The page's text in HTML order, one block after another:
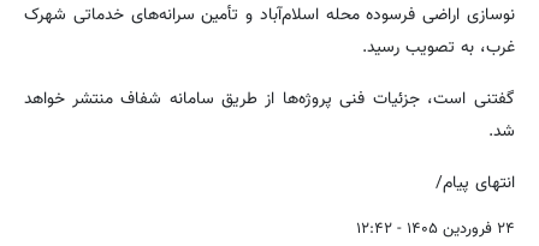
نوسازی اراضی فرسوده محله اسلام‌آباد و تأمین سرانه‌های خدماتی شهرک
غرب، به تصویب رسید.
گفتنی است، جزئیات فنی پروژه‌ها از طریق سامانه شفاف منتشر خواهد
شد.
انتهای پیام/
۲۴ فروردین ۱۴۰۵ - ۱۲:۴۲